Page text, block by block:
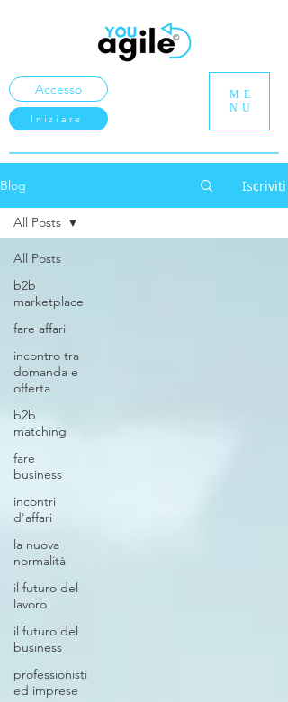
Iniziare
Accesso
ME
NU
Blog Iscriviti
All Posts
b2b
marketplace
fare affari
incontro tra
domanda e
offerta
b2b
matching
fare
business
incontri
d'affari
la nuova
normalità
il futuro del
lavoro
il futuro del
business
professionisti
ed imprese
All Posts